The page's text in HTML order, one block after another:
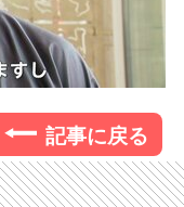
記事に戻る